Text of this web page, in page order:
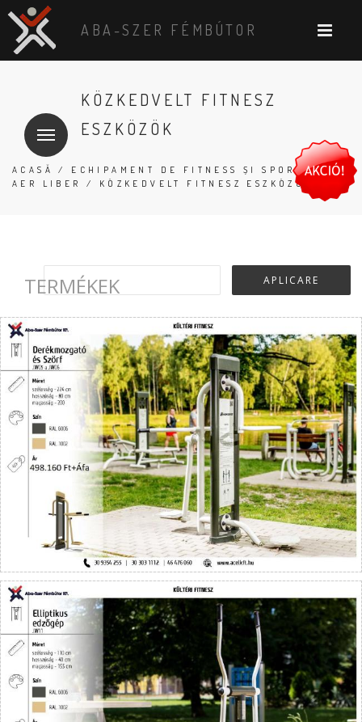
ABA-SZER FÉMBÚTOR
KÖZKEDVELT FITNESZ
ESZKÖZÖK
ACASĂ / ECHIPAMENT DE FITNESS ȘI SPORT ÎN
AER LIBER
/ KÖZKEDVELT FITNESZ ESZKÖZÖK
TERMÉKEK